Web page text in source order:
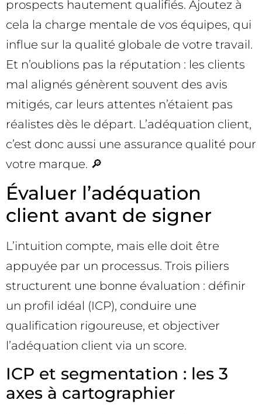
prospects hautement qualifiés. Ajoutez à
cela la charge mentale de vos équipes, qui
influe sur la qualité globale de votre travail.
Et n’oublions pas la réputation : les clients
mal alignés génèrent souvent des avis
mitigés, car leurs attentes n’étaient pas
réalistes dès le départ. L’adéquation client,
c’est donc aussi une assurance qualité pour
votre marque. 🔎
Évaluer l’adéquation
client avant de signer
L’intuition compte, mais elle doit être
appuyée par un processus. Trois piliers
structurent une bonne évaluation : définir
un profil idéal (ICP), conduire une
qualification rigoureuse, et objectiver
l’adéquation client via un score.
ICP et segmentation : les 3
axes à cartographier